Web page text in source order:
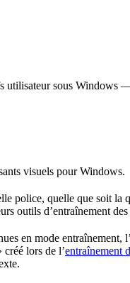
sous Windows
visuels pour Windows.
quelle que soit la
outils d’entraînement
en mode
lors de l’entraînement